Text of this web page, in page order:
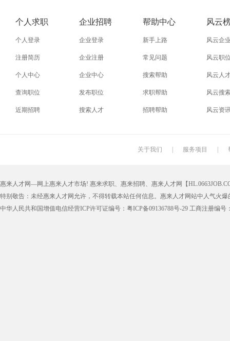
个人求职
个人登录
注册简历
个人中心
查询职位
近期招聘
企业招聘
企业登录
企业注册
企业中心
发布职位
搜索人才
帮助中心
新手上路
常见问题
搜索帮助
求职帮助
招聘帮助
风云
风云企
风云职
风云人
风云搜
风云资
关于我们 服务项目
惠来人才网—网上惠来人才市场! 惠来求职、惠来招聘、惠来人才网【
特别敬告：未经惠来人才网允许，不得转载本站任何信息。惠来人才网站中人气火
中华人民共和国增值电信经营ICP许可证编号：粤ICP备09136788号-29 工商注册编号